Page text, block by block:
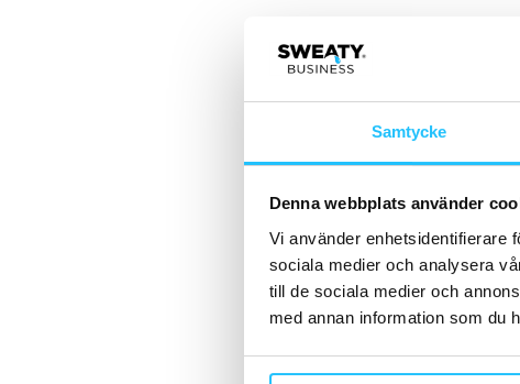
Samtycke
Denna webbplats använder
Vi använder enhetsidentifierare
sociala medier och analysera
till de sociala medier och
med annan information som du